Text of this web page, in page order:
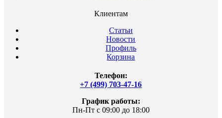
Клиентам
Статьи
Новости
Профиль
Корзина
Телефон:
+7 (499) 703-47-16
График работы:
Пн-Пт с 09:00 до 18:00